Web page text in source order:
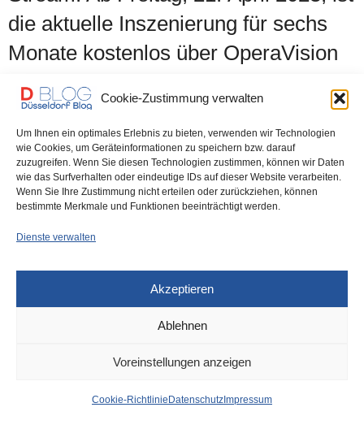
Cookie-Zustimmung verwalten
Um Ihnen ein optimales Erlebnis zu bieten, verwenden wir Technologien
wie Cookies, um Geräteinformationen zu speichern bzw. darauf
zuzugreifen. Wenn Sie diesen Technologien zustimmen, können wir Daten
wie das Surfverhalten oder eindeutige IDs auf dieser Website verarbeiten.
Wenn Sie Ihre Zustimmung nicht erteilen oder zurückziehen, können
bestimmte Merkmale und Funktionen beeinträchtigt werden.
Dienste verwalten
Akzeptieren
Ablehnen
Voreinstellungen anzeigen
Cookie-Richtlinie Datenschutz Impressum
die aktuelle Inszenierung für sechs
Monate kostenlos über OperaVision
abrufbar
(Lisa), Bogdan Taloș (Graf Rodolfo) und…
0 SHARES